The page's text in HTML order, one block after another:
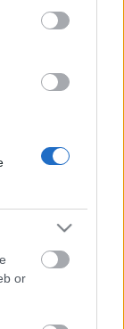
or
Budapest